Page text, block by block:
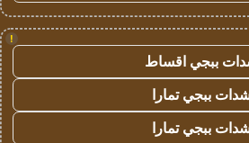
!
ببجي اقساط
ببجي تمارا
ببجي تمارا